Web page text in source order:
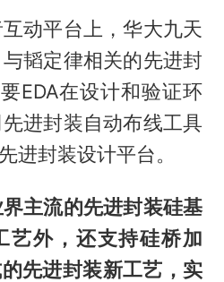
动平台上，华大九天
韬定律相关的先进封
EDA在设计和验证环
进封装自动布线工具
进封装设计平台。
主流的先进封装硅基
艺外，还支持硅桥加
先进封装新工艺，实